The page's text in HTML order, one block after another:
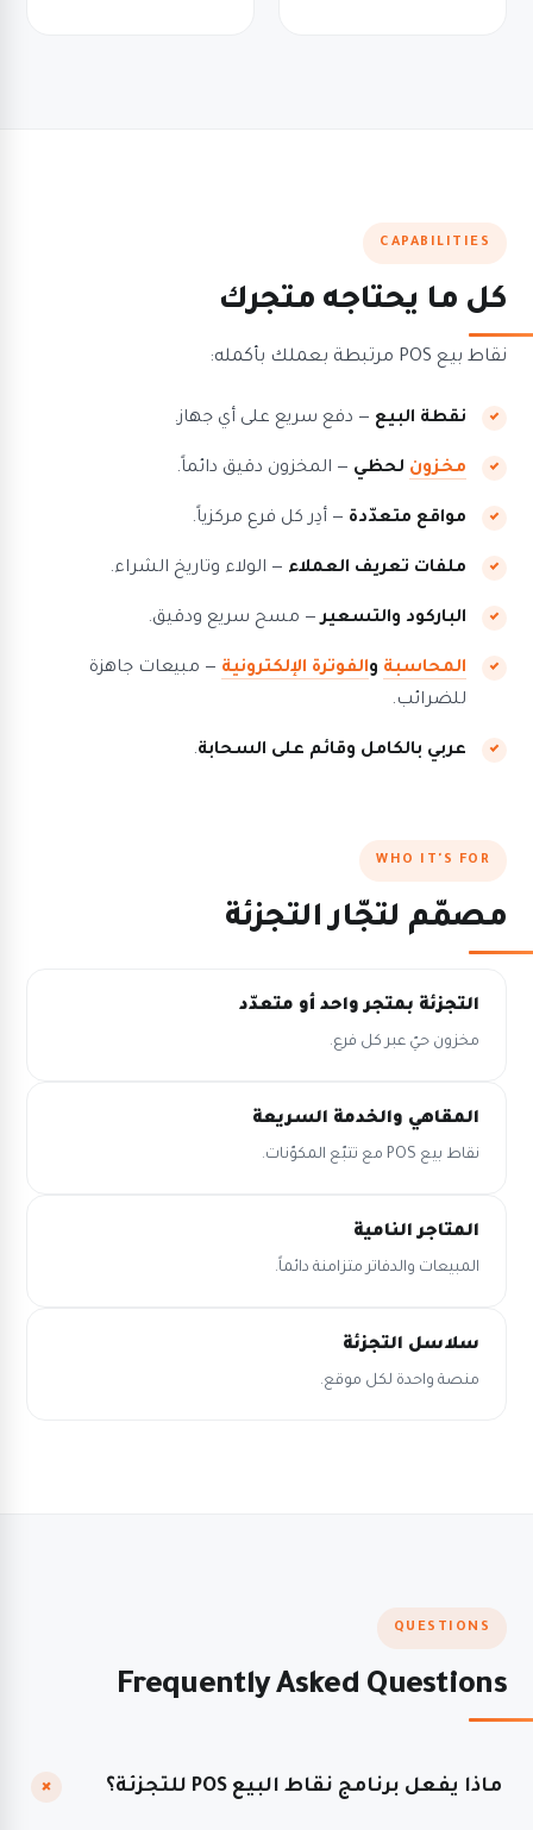
CAPABILITIES
كل ما يحتاجه متجرك
نقاط بيع POS مرتبطة بعملك بأكمله:
نقطة البيع — دفع سريع على أي جهاز.
مخزون لحظي — المخزون دقيق دائماً.
مواقع متعدّدة — أدِر كل فرع مركزياً.
ملفات تعريف العملاء — الولاء وتاريخ الشراء.
الباركود والتسعير— مسح سريع ودقيق.
المحاسبة والفوترة الإلكترونية — مبيعات جاهزة
للضرائب.
عربي بالكامل وقائم على السحابة.
WHO IT'S FOR
مصمّم لتجّار التجزئة
التجزئة بمتجر واحد أو متعدّد
مخزون حيّ عبر كل فرع.
المقاهي والخدمة السريعة
نقاط بيع POS مع تتبّع المكوّنات.
المتاجر النامية
المبيعات والدفاتر متزامنة دائماً.
سلاسل التجزئة
منصة واحدة لكل موقع.
QUESTIONS
Frequently Asked Questions
ماذا يفعل برنامج نقاط البيع POS للتجزئة؟ +